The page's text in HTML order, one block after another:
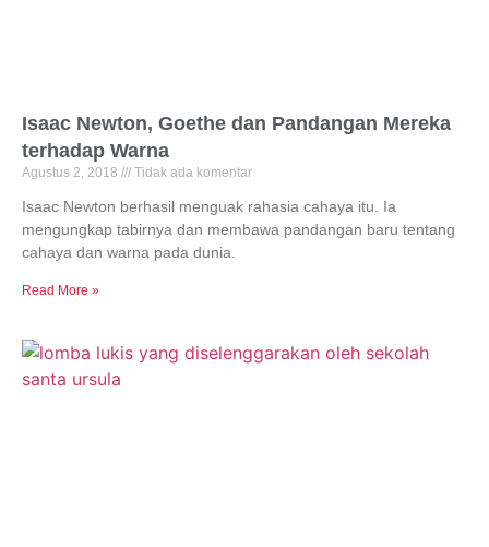
Isaac Newton, Goethe dan Pandangan Mereka
terhadap Warna
Agustus 2, 2018 Tidak ada komentar
Isaac Newton berhasil menguak rahasia cahaya itu. Ia
mengungkap tabirnya dan membawa pandangan baru tentang
cahaya dan warna pada dunia.
Read More »